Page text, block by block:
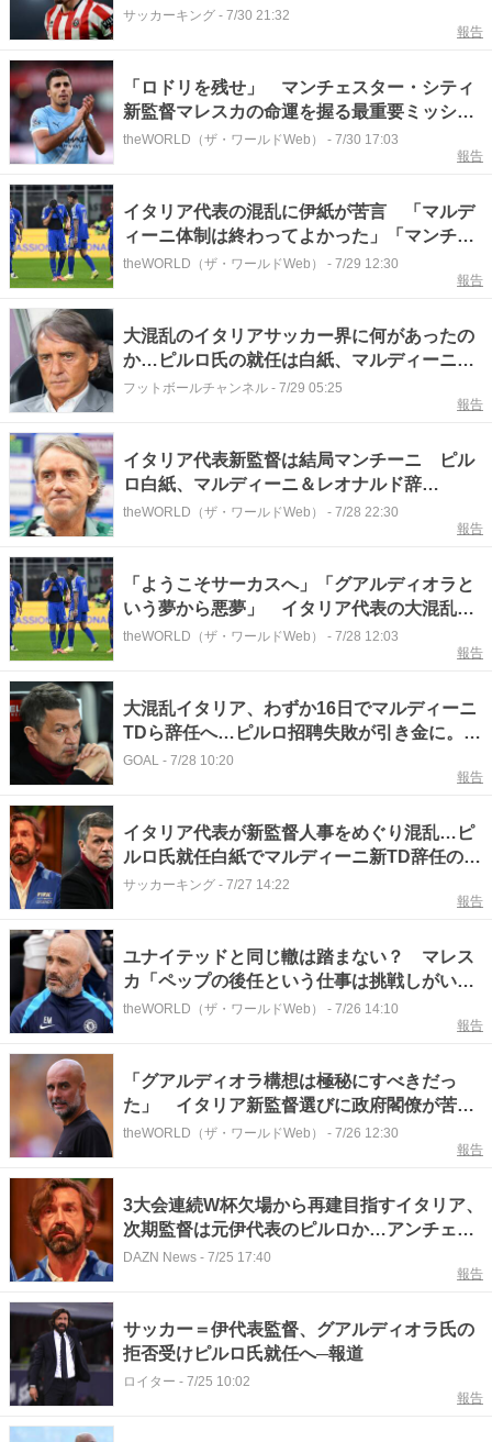
ド・Uへ期限付き移籍へ
サッカーキング - 7/30 21:32
報告
「ロドリを残せ」 マンチェスター・シティ
新監督マレスカの命運を握る最重要ミッショ
ン W杯王者を狙うレアル・マドリードとの
theWORLD（ザ・ワールドWeb） - 7/30 17:03
報告
イタリア代表の混乱に伊紙が苦言 「マルデ
ィーニ体制は終わってよかった」「マンチー
ニ復帰も理解できない」
theWORLD（ザ・ワールドWeb） - 7/29 12:30
報告
大混乱のイタリアサッカー界に何があったの
か…ピルロ氏の就任は白紙、マルディーニ氏
は17日で退任 “修復不能”の亀裂経てマンチ
フットボールチャンネル - 7/29 05:25
報告
イタリア代表新監督は結局マンチーニ ピル
ロ白紙、マルディーニ＆レオナルド辞
任…… 大混乱の末に電撃復帰
theWORLD（ザ・ワールドWeb） - 7/28 22:30
報告
「ようこそサーカスへ」「グアルディオラと
いう夢から悪夢」 イタリア代表の大混乱に
SNSが痛烈皮肉 "シンプソンズ"ミームも登
theWORLD（ザ・ワールドWeb） - 7/28 12:03
報告
大混乱イタリア、わずか16日でマルディーニ
TDら辞任へ…ピルロ招聘失敗が引き金に。新
監督有力候補は？
GOAL - 7/28 10:20
報告
イタリア代表が新監督人事をめぐり混乱…ピ
ルロ氏就任白紙でマルディーニ新TD辞任の可
能性
サッカーキング - 7/27 14:22
報告
ユナイテッドと同じ轍は踏まない？ マレス
カ「ペップの後任という仕事は挑戦しがいが
ある」
theWORLD（ザ・ワールドWeb） - 7/26 14:10
報告
「グアルディオラ構想は極秘にすべきだっ
た」 イタリア新監督選びに政府閣僚が苦言
「ピルロとはあまりにも違う」
theWORLD（ザ・ワールドWeb） - 7/26 12:30
報告
3大会連続W杯欠場から再建目指すイタリア、
次期監督は元伊代表のピルロか…アンチェロ
ッティやグアルディオラの招聘叶わず、数日
DAZN News - 7/25 17:40
報告
サッカー＝伊代表監督、グアルディオラ氏の
拒否受けピルロ氏就任へ─報道
ロイター - 7/25 10:02
報告